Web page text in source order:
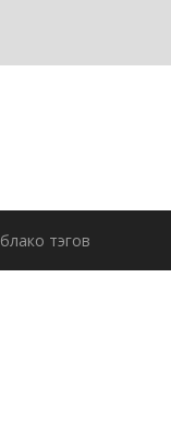
тэгов